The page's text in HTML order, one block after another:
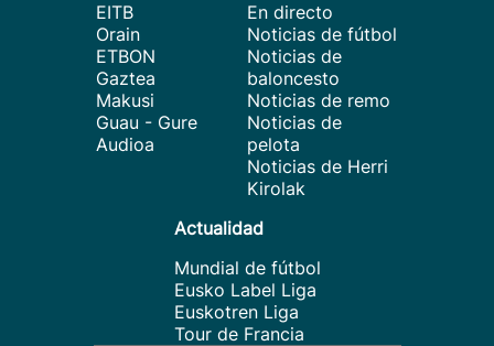
EITB
Orain
ETBON
Gaztea
Makusi
Guau - Gure
Audioa
En directo
Noticias de fútbol
Noticias de
baloncesto
Noticias de remo
Noticias de
pelota
Noticias de Herri
Kirolak
Actualidad
Mundial de fútbol
Eusko Label Liga
Euskotren Liga
Tour de Francia